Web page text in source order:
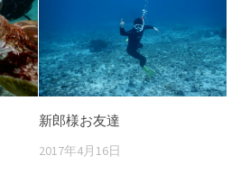
新郎様お友達
2017年4月16日